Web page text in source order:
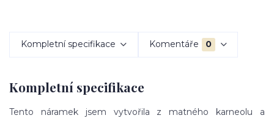
Kompletní specifikace Komentáře 0
Kompletní specifikace
Tento náramek jsem vytvořila z matného karneolu a